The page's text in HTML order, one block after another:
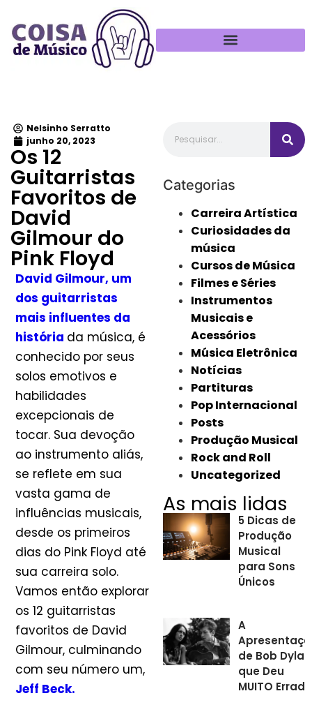
Nelsinho Serratto
junho 20, 2023
Os 12
Guitarristas
Favoritos de
David
Gilmour do
Pink Floyd
David Gilmour, um
dos guitarristas
mais influentes da
história da música, é
conhecido por seus
solos emotivos e
habilidades
excepcionais de
tocar. Sua devoção
ao instrumento aliás,
se reflete em sua
vasta gama de
influências musicais,
desde os primeiros
dias do Pink Floyd até
sua carreira solo.
Vamos então explorar
os 12 guitarristas
favoritos de David
Gilmour, culminando
com seu número um,
Jeff Beck.
Categorias
Carreira Artística
Curiosidades da
música
Cursos de Música
Filmes e Séries
Instrumentos
Musicais e
Acessórios
Música Eletrônica
Notícias
Partituras
Pop Internacional
Posts
Produção Musical
Rock and Roll
Uncategorized
As mais lidas
5 Dicas de
Produção
Musical
para Sons
Únicos
A
de Bob Dylan
que Deu
MUITO Errado